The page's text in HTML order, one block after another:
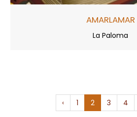
AMARLAMAR
La Paloma
‹ 1 2 3 4